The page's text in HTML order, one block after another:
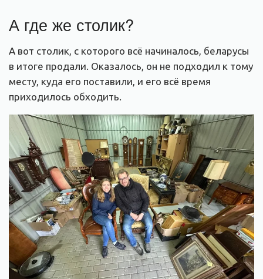
А где же столик?
А вот столик, с которого всё начиналось, беларусы
в итоге продали. Оказалось, он не подходил к тому
месту, куда его поставили, и его всё время
приходилось обходить.